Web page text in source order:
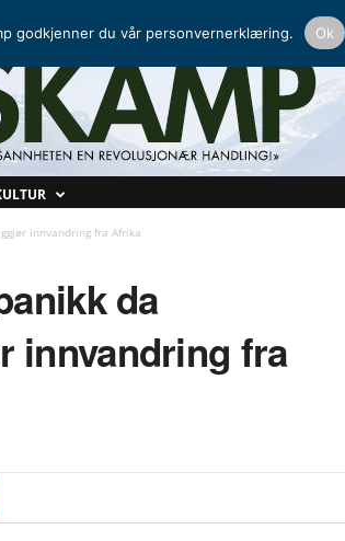
innvandring fra Afrika
da
innvandring fra
godkjenner du vår personvernerklæring. Ok